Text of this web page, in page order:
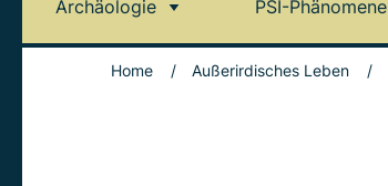
Archäologie PSI-Phänomene
Home / Außerirdisches Leben /